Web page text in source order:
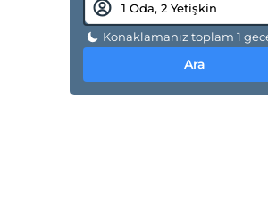
Konaklamanız toplam 1
Ara